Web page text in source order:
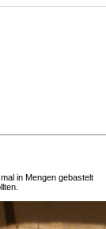
in Mengen gebastelt